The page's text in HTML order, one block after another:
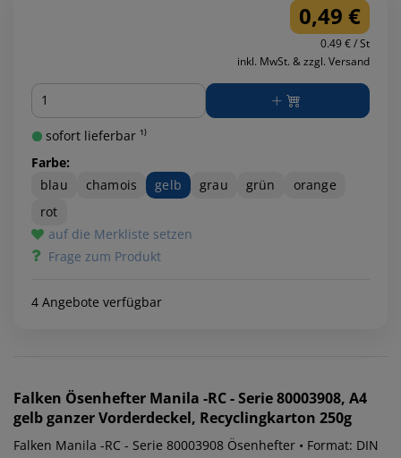
0,49 €
0.49 € / St
inkl. MwSt. & zzgl. Versand
Menge
sofort lieferbar ¹⁾
Farbe:
blau
chamois gelb grau grün
orange
rot
auf die Merkliste setzen
Frage zum Produkt
4 Angebote verfügbar
Falken Ösenhefter Manila -RC - Serie 80003908, A4
gelb ganzer Vorderdeckel, Recyclingkarton 250g
Falken Manila -RC - Serie 80003908 Ösenhefter • Format: DIN